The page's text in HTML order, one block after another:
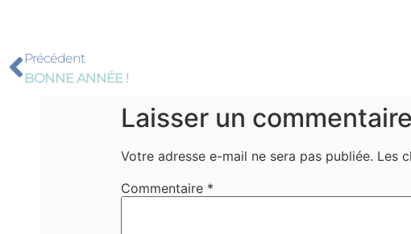
Précédent
BONNE ANNÉE !
Laisser un commentaire
Votre adresse e-mail ne sera pas publiée. Les
Commentaire *